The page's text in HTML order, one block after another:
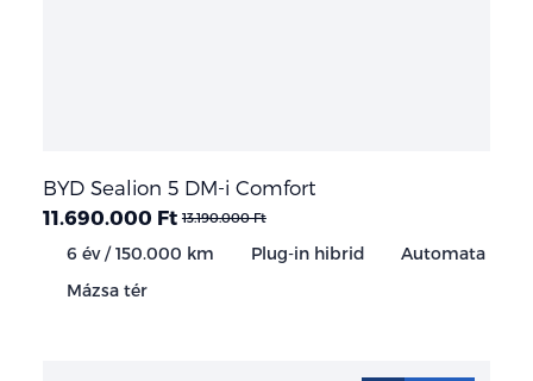
BYD Sealion 5 DM-i Comfort
11.690.000 Ft 13.190.000 Ft
6 év / 150.000 km Plug-in hibrid
Automata
Mázsa tér